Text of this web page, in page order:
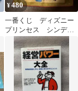
¥480
一番くじ ディズニー
プリンセス シンデレ
ラ タペストリータオル